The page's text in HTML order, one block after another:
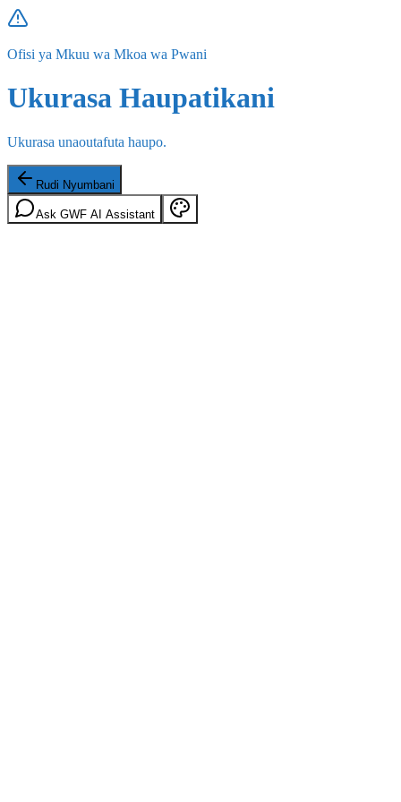
Ofisi ya Mkuu wa Mkoa wa Pwani
Ukurasa Haupatikani
Ukurasa unaoutafuta haupo.
Rudi Nyumbani
Ask GWF AI Assistant